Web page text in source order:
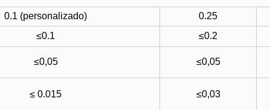
0.1 (personalizado) 0.25
≤0.1 ≤0.2
≤0,05 ≤0,05
≤ 0.015 ≤0,03